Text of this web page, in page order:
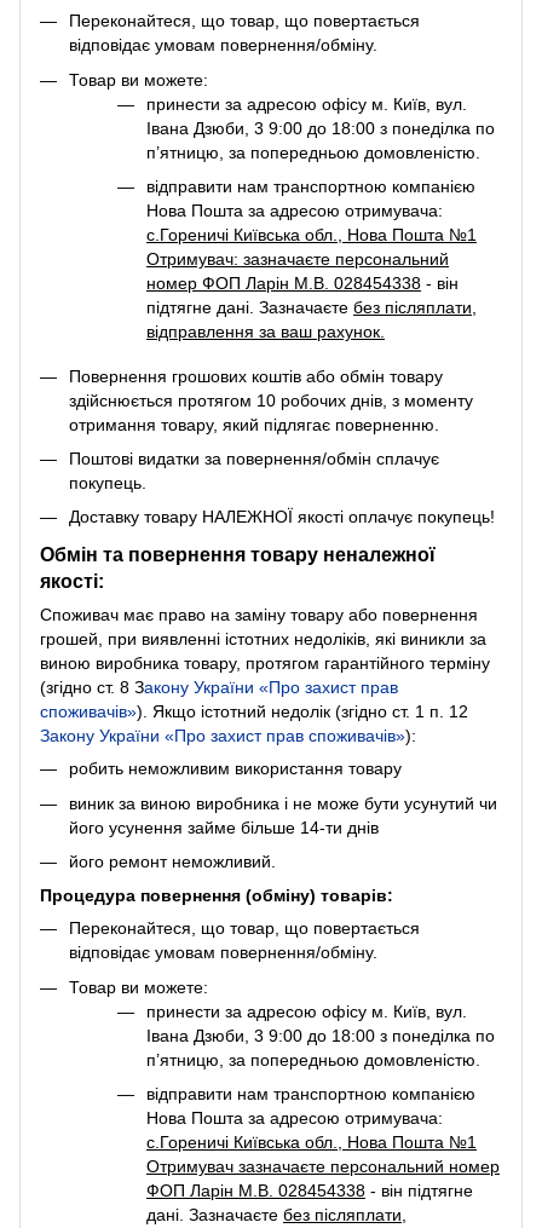
Переконайтеся, що товар, що повертається
відповідає умовам повернення/обміну.
Товар ви можете:
принести за адресою офісу м. Київ, вул.
Івана Дзюби, 3 9:00 до 18:00 з понеділка по
п’ятницю, за попередньою домовленістю.
відправити нам транспортною компанією
Нова Пошта за адресою отримувача:
с.Гореничі Київська обл., Нова Пошта №1
Отримувач: зазначаєте персональний
номер ФОП Ларін М.В. 028454338 - він
підтягне дані. Зазначаєте без післяплати
відправлення за ваш рахунок.
Повернення грошових коштів або обмін товару
здійснюється протягом 10 робочих днів, з моменту
отримання товару, який підлягає поверненню.
Поштові видатки за повернення/обмін сплачує
покупець.
Доставку товару НАЛЕЖНОЇ якості оплачує покупець!
Обмін та повернення товару неналежної
якості:
Споживач має право на заміну товару або повернення
грошей, при виявленні істотних недоліків, які виникли за
виною виробника товару, протягом гарантійного терміну
(згідно ст. 8 Закону України «Про захист прав
споживачів»). Якщо істотний недолік (згідно ст. 1 п. 12
Закону України «Про захист прав споживачів»):
робить неможливим використання товару
виник за виною виробника і не може бути усунутий чи
його усунення займе більше 14-ти днів
його ремонт неможливий.
Процедура повернення (обміну) товарів:
Переконайтеся, що товар, що повертається
відповідає умовам повернення/обміну.
Товар ви можете:
принести за адресою офісу м. Київ, вул.
Івана Дзюби, 3 9:00 до 18:00 з понеділка по
п’ятницю, за попередньою домовленістю.
відправити нам транспортною компанією
Нова Пошта за адресою отримувача:
с.Гореничі Київська обл., Нова Пошта №1
Отримувач зазначаєте персональний номер
ФОП Ларін М.В. 028454338 - він підтягне
дані. Зазначаєте без післяплати,